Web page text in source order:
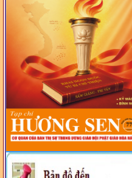
PGHH NHIỆM KỲ VI (2024-
2029) CHO TRỊ SỰ VIÊN
TRUNG ƯƠNG, BAN ĐẠI
DIỆN TỈNH VÀ GIÁO LÝ
VIÊN - CHUYÊN ĐỀ: SỰ RA
ĐỜI, BẢN CHẤT, CHỨC
NĂNG VÀ HÌNH THỨC CỦA
NƯỚC CHXHCN VIỆT NAM